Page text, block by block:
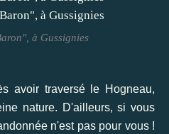
à Gussignies
avoir traversé le Hogneau,
nature. D'ailleurs, si vous
n'est pas pour vous !